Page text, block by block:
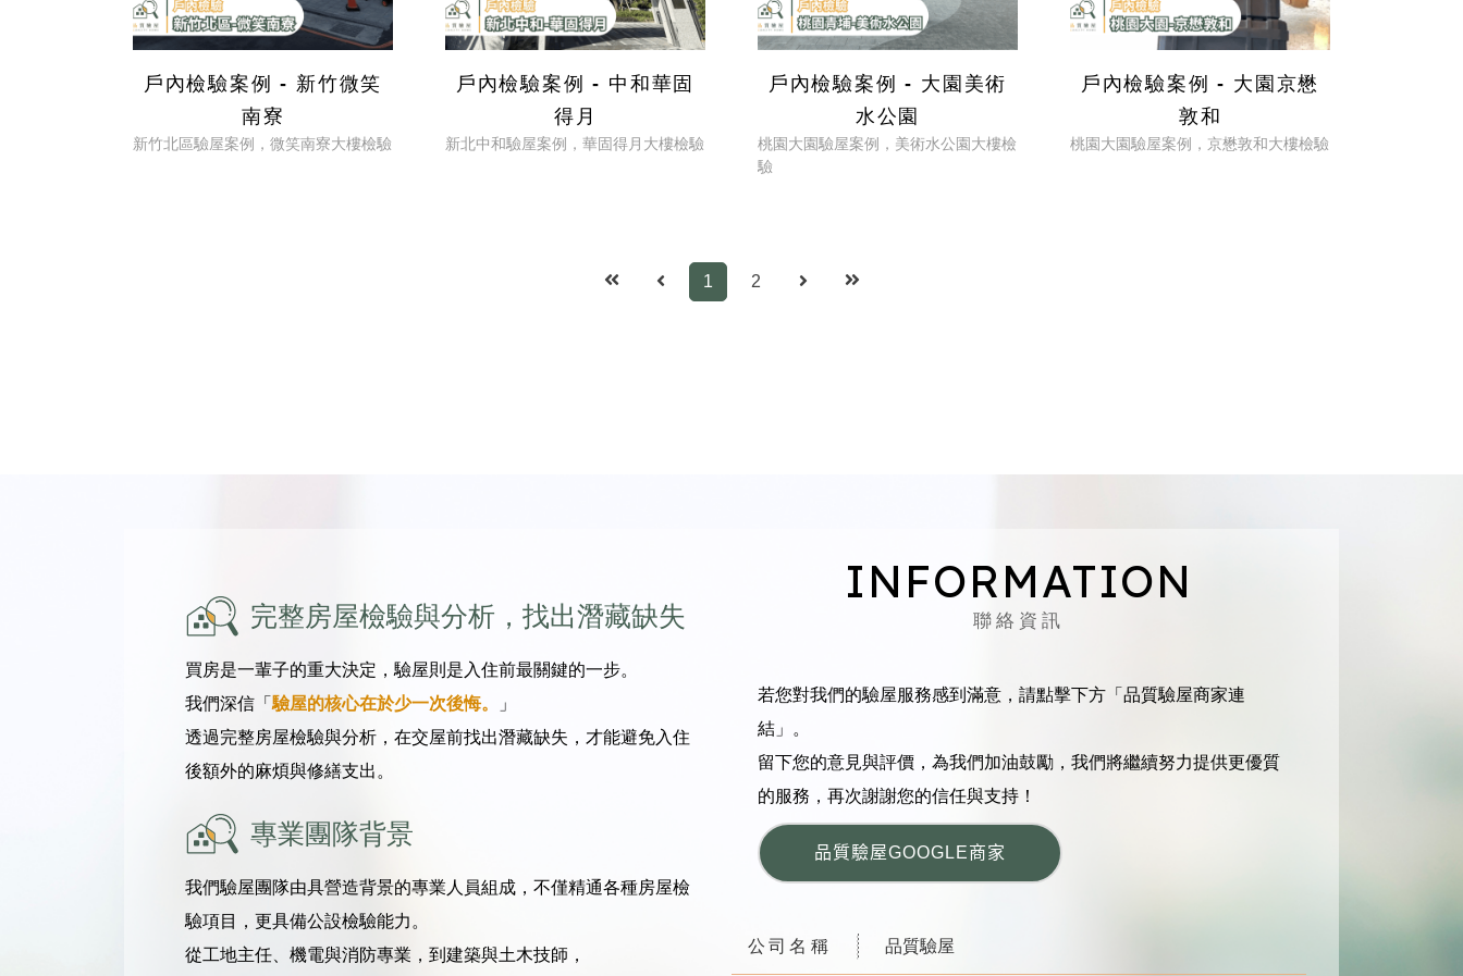
戶內檢驗案例 - 新竹微笑
南寮
新竹北區驗屋案例，微笑南寮大樓檢驗
戶內檢驗案例 - 中和華固
得月
新北中和驗屋案例，華固得月大樓檢驗
戶內檢驗案例 - 大園美術
水公園
桃園大園驗屋案例，美術水公園大樓檢
驗
戶內檢驗案例 - 大園京懋
敦和
桃園大園驗屋案例，京懋敦和大樓檢驗
1 2
IN FORMATION
聯絡資訊
若您對我們的驗屋服務感到滿意，請點擊下方「品質驗屋商家連
結」。
留下您的意見與評價，為我們加油鼓勵，我們將繼續努力提供更優質
的服務，再次謝謝您的信任與支持！
品質驗屋GOOGLE商家
公司名稱 品質驗屋
完整房屋檢驗與分析，找出潛藏缺失
買房是一輩子的重大決定，驗屋則是入住前最關鍵的一步。
我們深信「驗屋的核心在於少一次後悔。
」
透過完整房屋檢驗與分析，在交屋前找出潛藏缺失，才能避免入住
後額外的麻煩與修繕支出。
專業團隊背景
我們驗屋團隊由具營造背景的專業人員組成，不僅精通各種房屋檢
驗項目，更具備公設檢驗能力。
從工地主任、機電與消防專業，到建築與土木技師，